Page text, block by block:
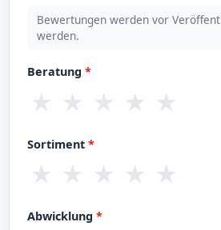
Bewertungen werden vor
werden.
Beratung *
★ ★ ★ ★ ★
Sortiment *
★ ★ ★ ★ ★
Abwicklung *